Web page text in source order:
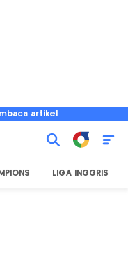
artikel
LIGA INGGRIS